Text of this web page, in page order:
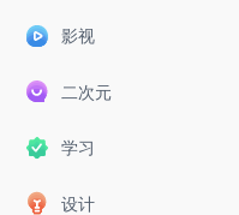
影视
二次元
学习
设计